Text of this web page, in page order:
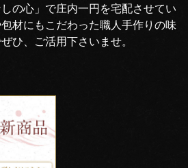
の心」で庄内一円を宅配させてい
材にもこだわった職人手作りの味
ひ、ご活用下さいませ。